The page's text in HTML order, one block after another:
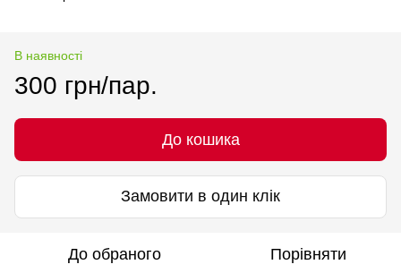
В наявності
300 грн/пар.
До кошика
Замовити в один клік
До обраного Порівняти